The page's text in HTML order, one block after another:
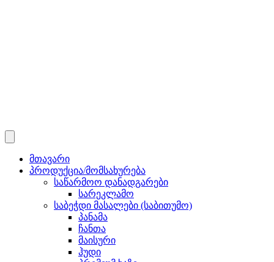
მთავარი
პროდუქცია/მომსახურება
საწარმოო დანადგარები
სარეკლამო
საბეჭდი მასალები (საბითუმო)
პანამა
ჩანთა
მაისური
ჰუდი